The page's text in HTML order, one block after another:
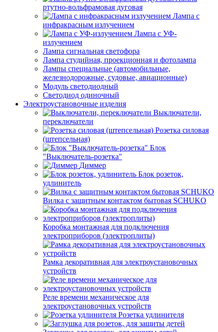
ртутно-вольфрамовая дуговая
Лампа с
инфракрасным излучением
Лампа с УФ-
излучением
Лампа сигнальная светофора
Лампа студийная, проекционная и фотолампа
Лампы специальные (автомобильные,
железнодорожные, судовые, авиационные)
Модуль светодиодный
Светодиод одиночный
Электроустановочные изделия
Выключатели,
переключатели
Розетка силовая
(штепсельная)
Блок
"Выключатель-розетка"
Диммер
Блок розеток,
удлинитель
Вилка с защитным контактом бытовая SCHUKO
Коробка монтажная для подключения
электроприборов (электроплиты)
Рамка декоративная для электроустановочных
устройств
Реле времени механическое для
электроустановочных устройств
Розетка удлинителя